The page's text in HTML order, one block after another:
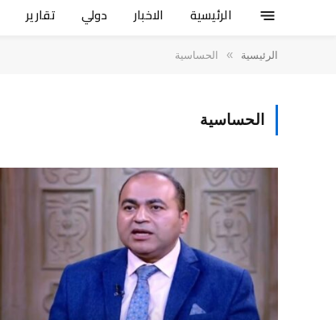
الرئيسية الاخبار دولي تقارير
الرئيسية » الحساسية
الحساسية